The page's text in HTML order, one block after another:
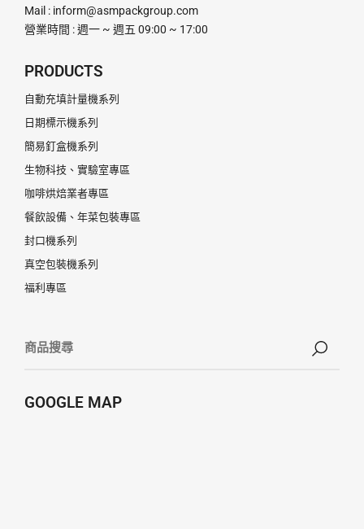
連續式封口機 釘盒機
Mail : inform@asmpackgroup.com
營業時間 : 週一 ~ 週五 09:00 ~ 17:00
PRODUCTS
自動充填計量機系列
日期標示機系列
簡易釘盒機系列
生物科技、實驗室專區
咖啡烘焙業者專區
餐飲設備、年菜包裝專區
封口機系列
真空包裝機系列
福利專區
GOOGLE MAP